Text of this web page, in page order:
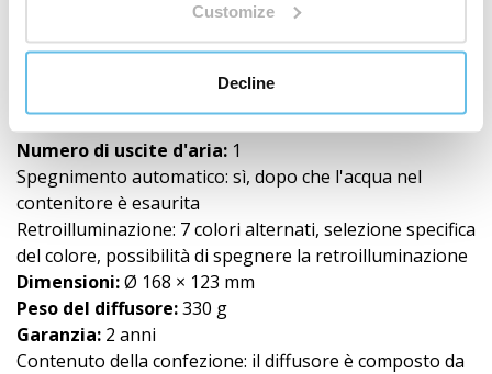
Customize
Decline
50–60 Hz
Frequenza di vibrazione:2,4 MHz
Capacità del serbatoio dell'acqua:
Numero di uscite d'aria: 1
Spegnimento automatico: sì, dopo che l'acqua nel
contenitore è esaurita
Retroilluminazione: 7 colori alternati, selezione specifica
del colore, possibilità di spegnere la retroilluminazione
Dimensioni:Ø 168 × 123 mm
Peso del diffusore:330 g
Garanzia: 2 anni
Contenuto della confezione: il diffusore è composto da